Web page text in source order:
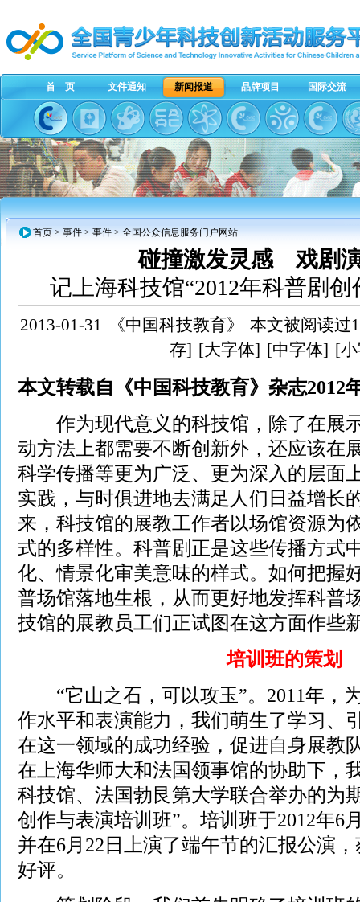
首 页 文件通知 新闻报道 品牌项目 国际交流
首页 > 事件 > 事件 > 全国公众信息服务门户网站
碰撞激发灵感 戏剧
记上海科技馆“2012年科普剧
2013-01-31 《中国科技教育》
本文被阅读过
存] [大字体] [中字体] [
本文转载自《中国科技教育》杂志2012
作为现代意义的科技馆，除了在展
动方法上都需要不断创新外，还应该在
科学传播等更为广泛、更为深入的层面
实践，与时俱进地去满足人们日益增长
来，科技馆的展教工作者以场馆资源为
式的多样性。科普剧正是这些传播方式
化、情景化审美意味的样式。如何把握
普场馆落地生根，从而更好地发挥科普
技馆的展教员工们正试图在这方面作些
培训班的策划
“它山之石，可以攻玉”。2011年，
作水平和表演能力，我们萌生了学习、
在这一领域的成功经验，促进自身展教
在上海华师大和法国领事馆的协助下，
科技馆、法国勃艮第大学联合举办的为
创作与表演培训班”。培训班于2012年6
并在6月22日上演了端午节的汇报公演
好评。